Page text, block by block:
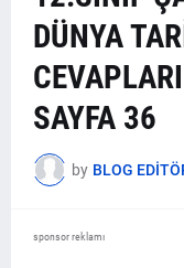
DÜNYA
SAYFA 36
by BLOG
sponsor reklamı